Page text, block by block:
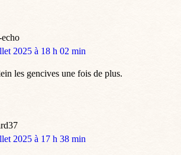
2025 à 18 h 02 min
les gencives une fois de plus.
2025 à 17 h 38 min